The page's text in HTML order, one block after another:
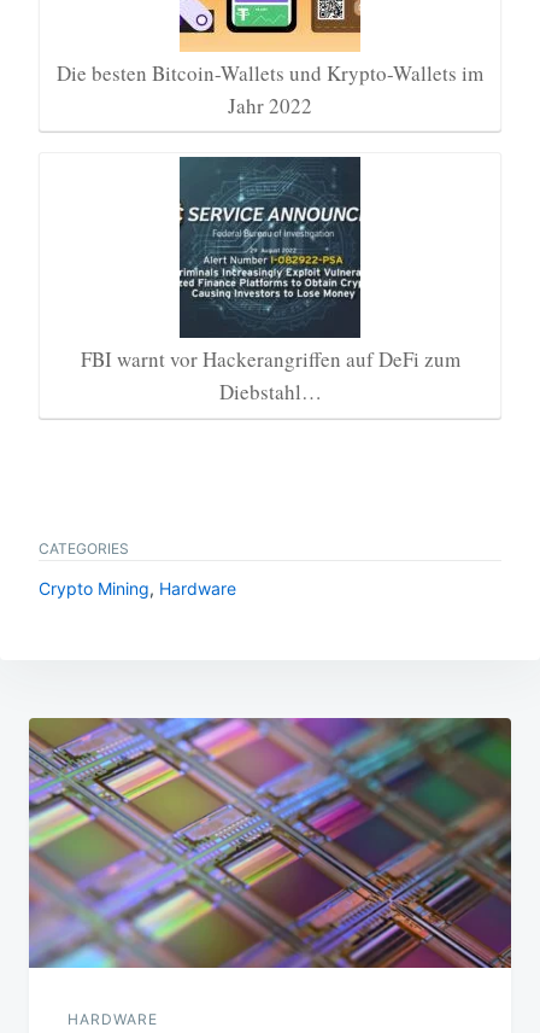
Die besten Bitcoin-Wallets und Krypto-Wallets im
Jahr 2022
FBI warnt vor Hackerangriffen auf DeFi zum
Diebstahl…
CATEGORIES
Crypto Mining, Hardware
Beitragsnavigation
HARDWARE